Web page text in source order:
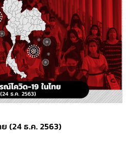
(24 ธ.ค. 2563)